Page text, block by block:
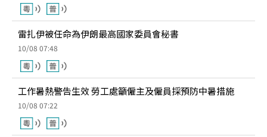
雷扎伊被任命為伊朗最高國家委員會秘書
10/08 07:48
工作暑熱警告生效 勞工處籲僱主及僱員採預防中暑措施
10/08 07:22